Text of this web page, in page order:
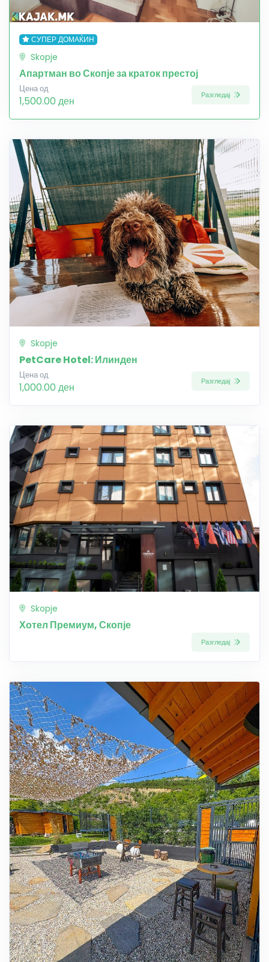
СУПЕР ДОМАЌИН
Skopje
Апартман во Скопје за краток престој
Цена од
1,500.00 ден Разгледај
Skopje
PetCare Hotel: Илинден
Цена од
1,000.00 ден Разгледај
Skopje
Хотел Премиум, Скопје
Разгледај